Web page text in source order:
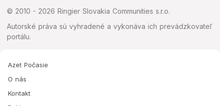
© 2010 - 2026 Ringier Slovakia Communities s.r.o.
Autorské práva sú vyhradené a vykonáva ich prevádzkovateľ
portálu.
Azet Počasie
O nás
Kontakt